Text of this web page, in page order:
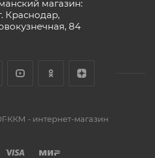
магазин:
Краснодар,
84
ККМ - интернет-магазин